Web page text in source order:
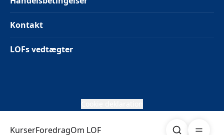
KurserForedragOm LOF Søg
Kontakt
LOFs vedtægter